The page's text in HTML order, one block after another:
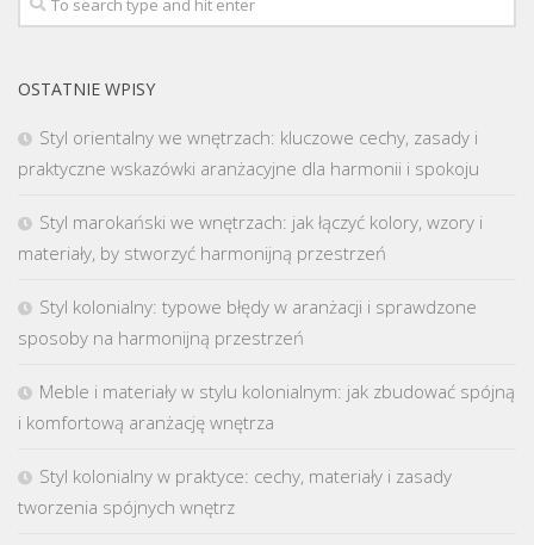
OSTATNIE WPISY
Styl orientalny we wnętrzach: kluczowe cechy, zasady i
praktyczne wskazówki aranżacyjne dla harmonii i spokoju
Styl marokański we wnętrzach: jak łączyć kolory, wzory i
materiały, by stworzyć harmonijną przestrzeń
Styl kolonialny: typowe błędy w aranżacji i sprawdzone
sposoby na harmonijną przestrzeń
Meble i materiały w stylu kolonialnym: jak zbudować spójną
i komfortową aranżację wnętrza
Styl kolonialny w praktyce: cechy, materiały i zasady
tworzenia spójnych wnętrz